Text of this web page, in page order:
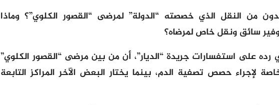
من النقل الذي خصصته “الدولة” لمرضى “القصور الكلوي”؟ وماذا
سائق ونقل خاص لمرضاه؟
على استفسارات جريدة “الديار”، أن من بين مرضى “القصور الكلوي”
لإجراء حصص تصفية الدم، بينما يختار البعض الآخر المراكز التابعة